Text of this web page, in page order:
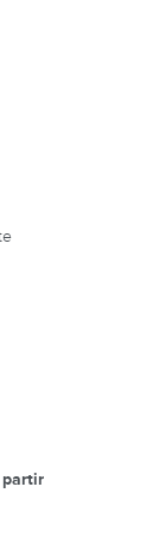
site é 100% fiavel?
partir